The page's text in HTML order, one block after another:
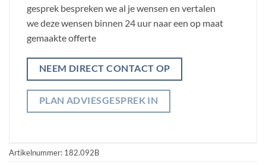
gesprek bespreken we al je wensen en vertalen
we deze wensen binnen 24 uur naar een op maat
gemaakte offerte
NEEM DIRECT CONTACT OP
PLAN ADVIESGESPREK IN
Artikelnummer: 182.092B